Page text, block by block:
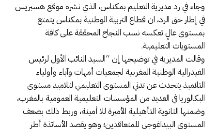
وجاء في رد مديرية التعليم بمكناس، الذي نشره موقع هسبريس
في إطار حق الرد، ان قطاع التربية الوطنية بمكناس يتمتع
بمستوى عالٍ تعكسه نسب النجاح المحققة على كافة
المستويات التعليمية.
وقالت المديرية في توضيحها إن “السيد النائب الأول لرئيس
الفيدرالية الوطنية المغربية لجمعيات أمهات وآباء وأولياء
التلاميذ يتحدث عن تدني المستوى التعليمي لتلاميذ مستوى
البكالوريا في العديد من المؤسسات التعليمية العمومية بالمغرب،
وضمنها الثانوية التأهيلية الأميرة للا أمينة، وربط ذلك بضعف
المستوى البيداغوجي للمتعاقدين؛ وهو يقصد الأساتذة أطر